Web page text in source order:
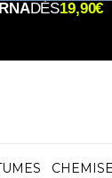
DÈS19,90€